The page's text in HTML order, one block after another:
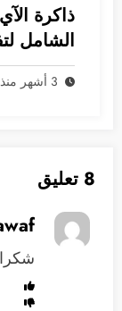
ذاكرة
الشامل
نظام iOS
3 أشهر منذ النشر
8 تعليق